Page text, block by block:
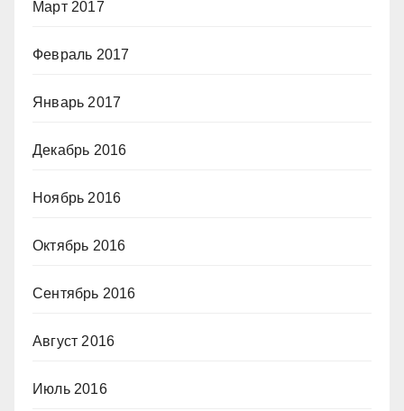
Март 2017
Февраль 2017
Январь 2017
Декабрь 2016
Ноябрь 2016
Октябрь 2016
Сентябрь 2016
Август 2016
Июль 2016